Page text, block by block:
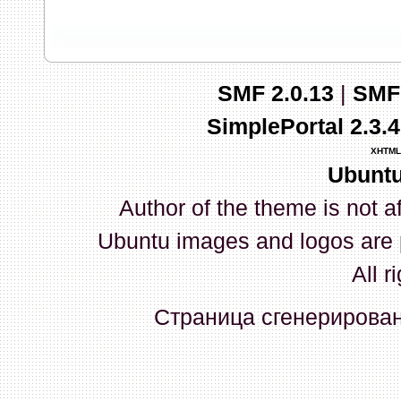
03 Апреля 2026, 10:02:33
whookey:GenKass: с
03 Апреля 2026, 05:22:56
GenKass:По тому же
02 Апреля 2026, 12:56:37
GenKass:Всем доброго
серии (6592) 1-1245, 3-
прошить до 7926, чтобы
Атол 11 видится в системе
SMF 2.0.13|
SimplePortal
XHTML
Author of the theme is not
Ubuntu images and logos
All
Страница